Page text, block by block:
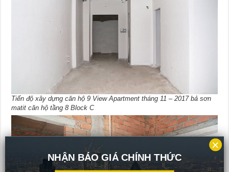
Tiến độ xây dựng căn hộ 9 View Apartment tháng 11 – 2017 bả sơn
matit căn hộ tầng 8 Block C
NHẬN BÁO GIÁ CHÍNH THỨC
×